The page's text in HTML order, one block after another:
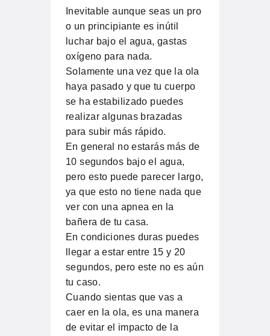
Inevitable aunque seas un pro
o un principiante es inútil
luchar bajo el agua, gastas
oxígeno para nada.
Solamente una vez que la ola
haya pasado y que tu cuerpo
se ha estabilizado puedes
realizar algunas brazadas
para subir más rápido.
En general no estarás más de
10 segundos bajo el agua,
pero esto puede parecer largo,
ya que esto no tiene nada que
ver con una apnea en la
bañera de tu casa.
En condiciones duras puedes
llegar a estar entre 15 y 20
segundos, pero este no es aún
tu caso.
Cuando sientas que vas a
caer en la ola, es una manera
de evitar el impacto de la